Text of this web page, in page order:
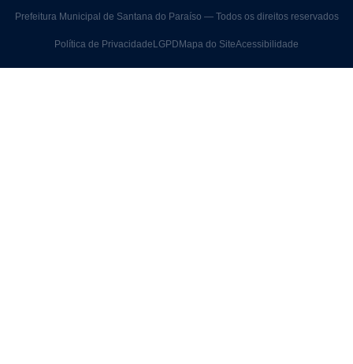
Prefeitura Municipal de Santana do Paraíso — Todos os direitos reservados
Política de Privacidade LGPD Mapa do SiteAcessibilidade